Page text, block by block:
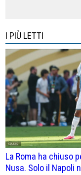
I PIÙ LETTI
La Roma ha chiuso
Nusa. Solo il Napoli